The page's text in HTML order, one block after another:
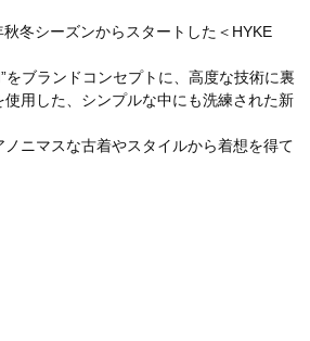
冬シーズンからスタートした＜HYKE
ブランドコンセプトに、高度な技術に裏
用した、シンプルな中にも洗練された新
ニマスな古着やスタイルから着想を得て